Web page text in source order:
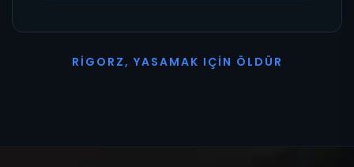
R I G O R Z, YASAMAK I ÇI N Ö L D Ü R